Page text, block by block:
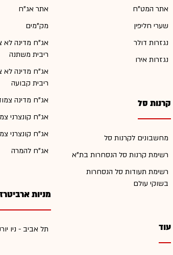
אתר המט"ח
שערי חליפין
נגזרות דולר
נגזרות אירו
קרנות סל
מחשבונים לקרנות סל
רשימת קרנות סל הנסחרות בת"א
רשימת תעודות סל הנסחרות
בשוקי עולם
עוד
אתר אג"ח
מק"מים
אג"ח מדינה לא
ריבית משתנה
אג"ח מדינה לא
ריבית קבועה
אג"ח מדינה
אג"ח קונצרני
אג"ח קונצרני
אג"ח להמרה
מניות
תל אביב - ניו